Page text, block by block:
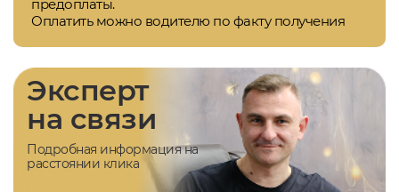
предоплаты.
Оплатить можно водителю по факту получения
Эксперт
на связи
Подробная информация на
расстоянии клика